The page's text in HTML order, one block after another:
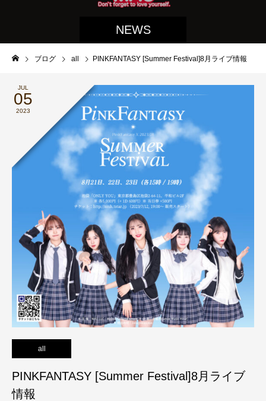
NEWS
ブログ all PINKFANTASY [Summer Festival]8月ライブ情報
JUL
05
2023
all
PINKFANTASY [Summer Festival]8月ライブ
情報